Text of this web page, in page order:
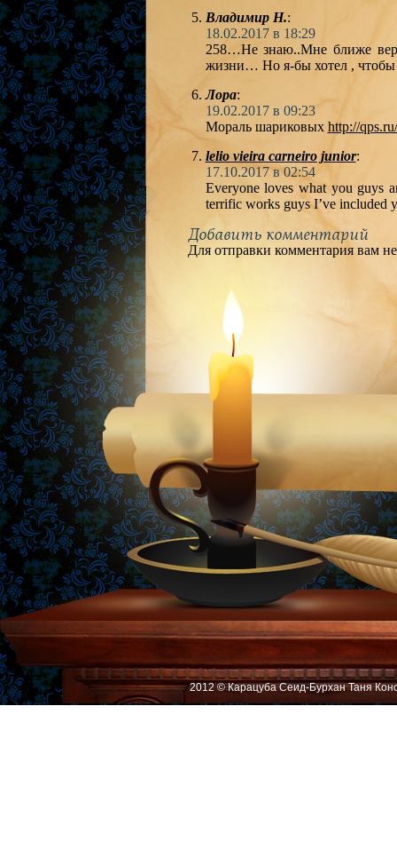
Владимир Н.:
18.02.2017 в 18:29
258…Не знаю..Мне ближе
жизни… Но я-бы хотел , чтобы
Лора:
19.02.2017 в 09:23
Мораль шариковых http://
lelio vieira carneiro junior:
17.10.2017 в 02:54
Everyone loves what you guys
terrific works guys I’ve included
Добавить комментарий
Для отправки комментария вам
2012 © Карацуба Сеид-Бурхан Таня